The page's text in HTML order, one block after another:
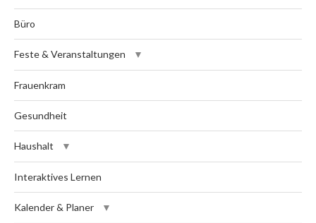
Büro
Feste & Veranstaltungen
Frauenkram
Gesundheit
Haushalt
Interaktives Lernen
Kalender & Planer